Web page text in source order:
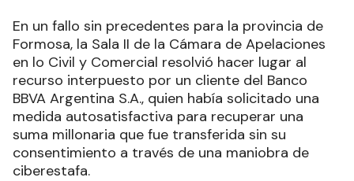
En un fallo sin precedentes para la provincia de
Formosa, la Sala II de la Cámara de Apelaciones
en lo Civil y Comercial resolvió hacer lugar al
recurso interpuesto por un cliente del Banco
BBVA Argentina S.A., quien había solicitado una
medida autosatisfactiva para recuperar una
suma millonaria que fue transferida sin su
consentimiento a través de una maniobra de
ciberestafa.